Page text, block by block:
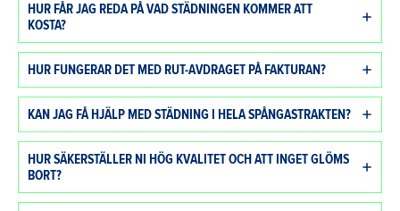
HUR FÅR JAG REDA PÅ VAD STÄDNINGEN KOMMER ATT
KOSTA?
HUR FUNGERAR DET MED RUT-AVDRAGET PÅ FAKTURAN?
KAN JAG FÅ HJÄLP MED STÄDNING I HELA SPÅNGASTRAKTEN?
HUR SÄKERSTÄLLER NI HÖG KVALITET OCH ATT INGET GLÖMS
BORT?